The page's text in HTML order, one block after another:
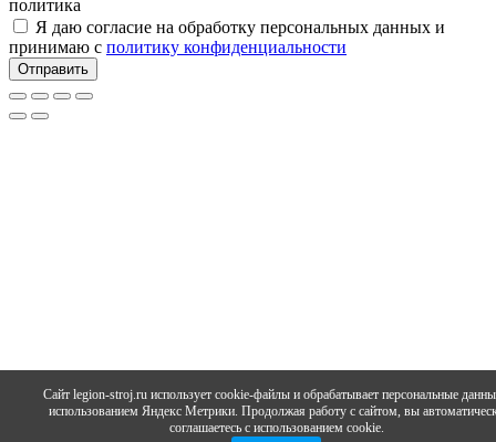
политика
Я даю согласие на обработку персональных данных и
принимаю с политику конфиденциальности
Отправить
Сайт legion-stroj.ru использует cookie-файлы и обрабатывает персональные
использованием Яндекс Метрики. Продолжая работу с сайтом, вы
соглашаетесь с использованием cookie.